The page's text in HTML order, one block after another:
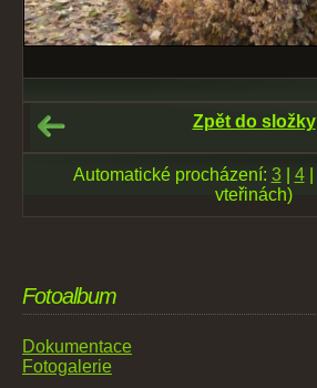
Zpět do složky
Automatické procházení: 3| 4|
vteřinách)
Fotoalbum
Dokumentace
Fotogalerie